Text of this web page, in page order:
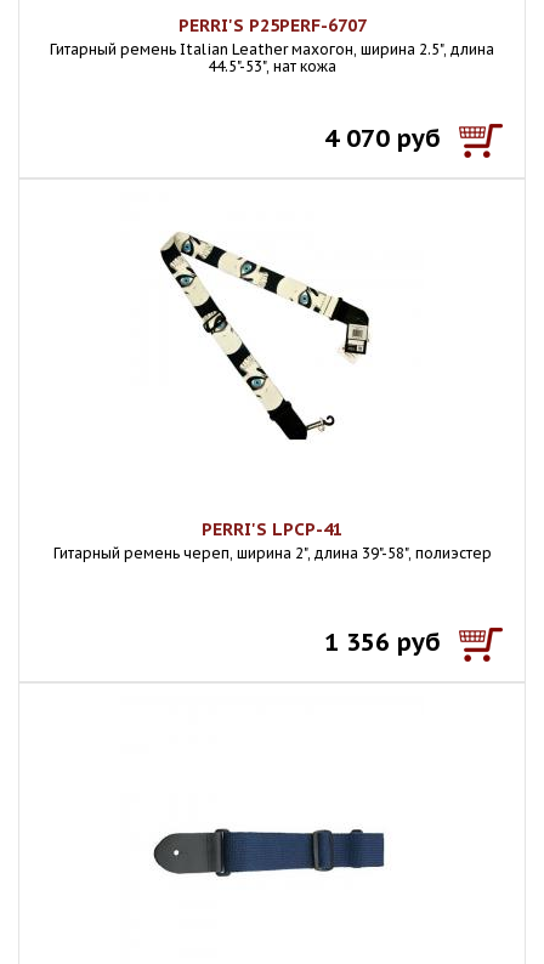
PERRI'S P25PERF-6707
Гитарный ремень Italian Leather махогон, ширина 2.5", длина
44.5"-53", нат кожа
4 070 руб
PERRI'S LPCP-41
Гитарный ремень череп, ширина 2", длина 39"-58", полиэстер
1 356 руб